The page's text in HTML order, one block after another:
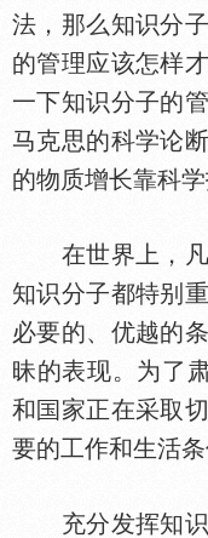
法，那么知识分
的管理应该怎样
一下知识分子的
马克思的科学论
的物质增长靠科
在世界上，凡
知识分子都特别
必要的、优越的
昧的表现。为了
和
家正在采取
要的工作和生活条
充分发挥知识